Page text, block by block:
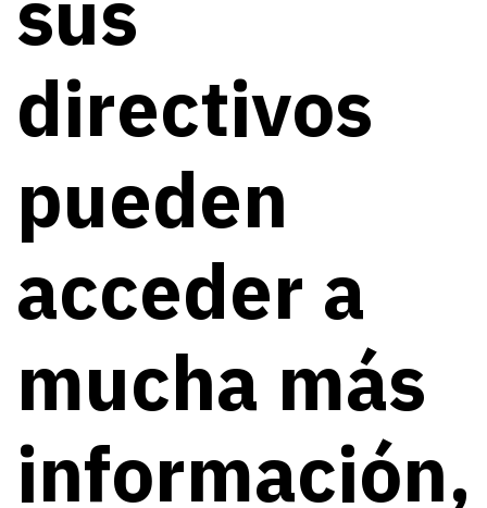
directivos
pueden
acceder a
mucha más
información,